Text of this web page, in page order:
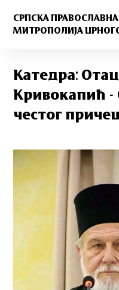
СРПСКА
МИТРОПОЛИЈА
Катедра:
Кривокапић -
честог